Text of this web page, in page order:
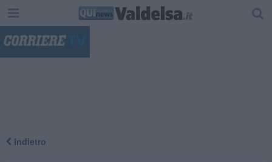
Indietro